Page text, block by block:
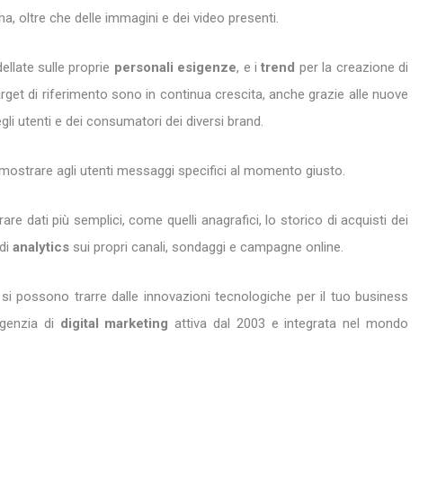
oltre che delle immagini e dei video presenti.
sulle proprie personali esigenze, e itrend per la creazione di
di riferimento sono in continua crescita, anche grazie alle nuove
utenti e dei consumatori dei diversi brand.
agli utenti messaggi specifici al momento giusto.
dati più semplici, come quelli anagrafici, lo storico di acquisti dei
analytics sui propri canali, sondaggi e campagne online.
possono trarre dalle innovazioni tecnologiche per il tuo business
di digital marketing attiva dal 2003 e integrata nel mondo